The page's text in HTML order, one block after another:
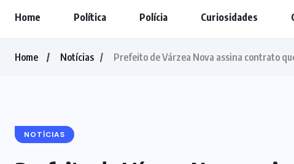
Home Política Polícia Curiosidades
Home Notícias Prefeito de Várzea Nova assina contrato
NOTÍCIAS